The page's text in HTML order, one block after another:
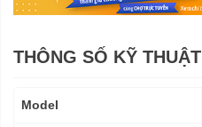
THÔNG SỐ KỸ THUẬT
Model